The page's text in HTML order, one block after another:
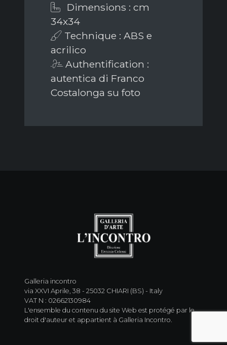
Dimensions : cm
34x34
Technique : ABS e
acrilico
Authentification :
autentica di Franco
Costalonga su foto
Galleria incontro
via XXVI Aprile, 38 - 25032 CHIARI (BS) - Italy
VAT N : 02662130984
L'ensemble du contenu du site Web est protégé par le
droit d'auteur et appartient à Galleria Incontro.